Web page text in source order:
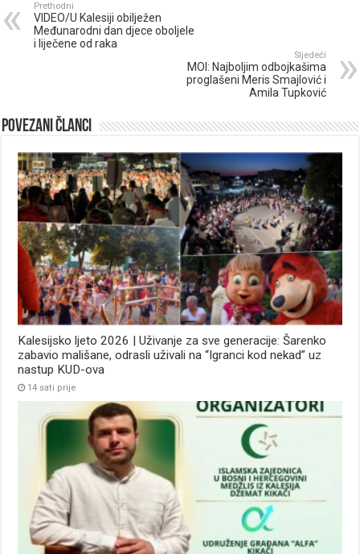
Prethodni
VIDEO/U Kalesiji obilježen
Međunarodni dan djece oboljele
i liječene od raka
Sljedeći
MOI: Najboljim odbojkašima
proglašeni Meris Smajlović i
Amila Tupković
Povezani članci
Kalesijsko ljeto 2026 | Uživanje za sve generacije: Šarenko
zabavio mališane, odrasli uživali na “Igranci kod nekad” uz
nastup KUD-ova
14 sati prije